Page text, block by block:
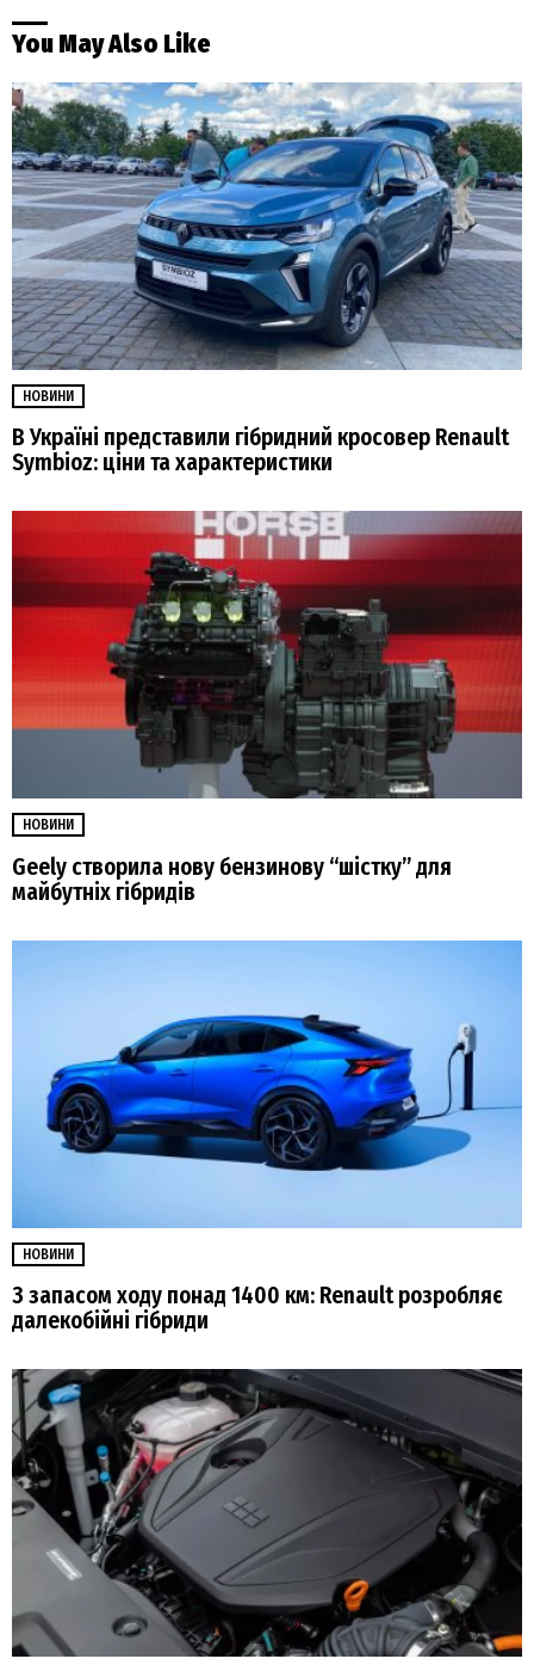
You May Also Like
НОВИНИ
В Україні представили гібридний кросовер Renault
Symbioz: ціни та характеристики
НОВИНИ
Geely створила нову бензинову “шістку” для
майбутніх гібридів
НОВИНИ
З запасом ходу понад 1400 км: Renault розробляє
далекобійні гібриди